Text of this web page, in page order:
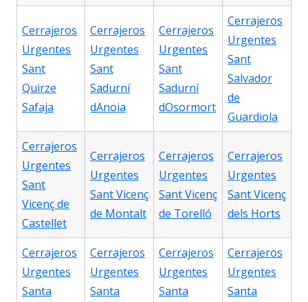
Cerrajeros
Urgentes
Sant
Quirze
Safaja
Cerrajeros
Urgentes
Sant
Sadurní
dAnoia
Cerrajeros
Urgentes
Sant
Sadurní
dOsormort
Cerrajeros
Urgentes
Sant
Salvador
de
Guardiola
Cerrajeros
Urgentes
Sant
Vicenç de
Castellet
Cerrajeros
Urgentes
Sant Vicenç
de Montalt
Cerrajeros
Urgentes
Sant Vicenç
de Torelló
Cerrajeros
Urgentes
Sant Vicenç
dels Horts
Cerrajeros
Urgentes
Santa
Cerrajeros
Urgentes
Santa
Cerrajeros
Urgentes
Santa
Cerrajeros
Urgentes
Santa